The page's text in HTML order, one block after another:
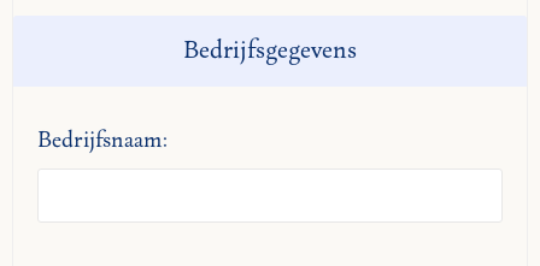
Bedrijfsgegevens
Bedrijfsnaam: